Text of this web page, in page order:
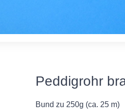
Peddigrohr
Bund zu 250g (ca. 25 m)